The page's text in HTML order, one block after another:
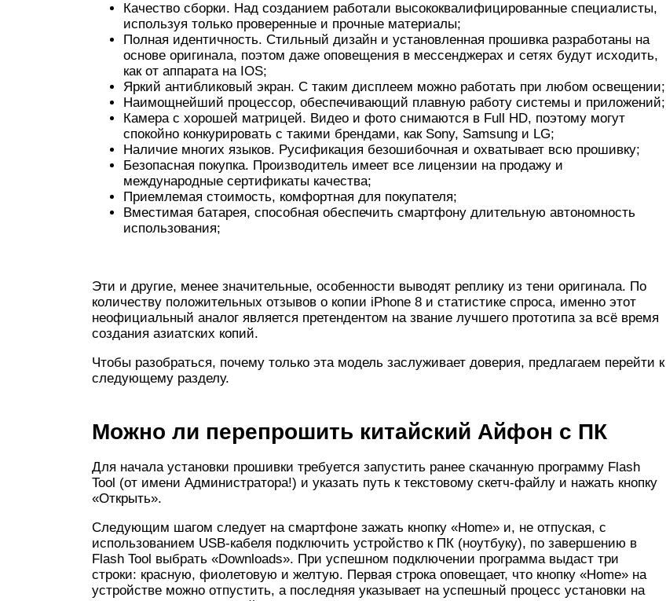
Качество сборки. Над созданием работали высококвалифицированные специалисты,
используя только проверенные и прочные материалы;
Полная идентичность. Стильный дизайн и установленная прошивка разработаны на
основе оригинала, поэтом даже оповещения в мессенджерах и сетях будут исходить,
как от аппарата на IOS;
Яркий антибликовый экран. С таким дисплеем можно работать при любом освещении;
Наимощнейший процессор, обеспечивающий плавную работу системы и приложений;
Камера с хорошей матрицей. Видео и фото снимаются в Full HD, поэтому могут
спокойно конкурировать с такими брендами, как Sony, Samsung и LG;
Наличие многих языков. Русификация безошибочная и охватывает всю прошивку;
Безопасная покупка. Производитель имеет все лицензии на продажу и
международные сертификаты качества;
Приемлемая стоимость, комфортная для покупателя;
Вместимая батарея, способная обеспечить смартфону длительную автономность
использования;
Эти и другие, менее значительные, особенности выводят реплику из тени оригинала. По
количеству положительных отзывов о копии iPhone 8 и статистике спроса, именно этот
неофициальный аналог является претендентом на звание лучшего прототипа за всё время
создания азиатских копий.
Чтобы разобраться, почему только эта модель заслуживает доверия, предлагаем перейти к
следующему разделу.
Можно ли перепрошить китайский Айфон с ПК
Для начала установки прошивки требуется запустить ранее скачанную программу Flash
Tool (от имени Администратора!) и указать путь к текстовому скетч-файлу и нажать кнопку
«Открыть».
Следующим шагом следует на смартфоне зажать кнопку «Home» и, не отпуская, с
использованием USB-кабеля подключить устройство к ПК (ноутбуку), по завершению в
Flash Tool выбрать «Downloads». При успешном подключении программа выдаст три
строки: красную, фиолетовую и желтую. Первая строка оповещает, что кнопку «Home» на
устройстве можно отпустить, а последняя указывает на успешный процесс установки на